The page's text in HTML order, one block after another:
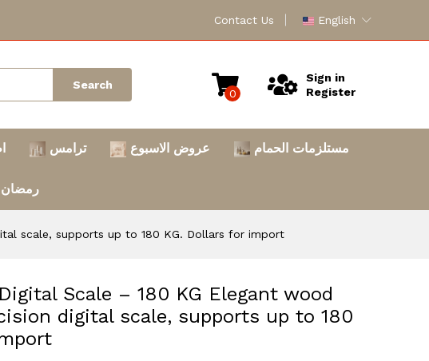
Contact Us English
Search
0
Sign in
Register
ترامس عروض الاسبوع مستلزمات الحمام
رمضان
scale, supports up to 180 KG. Dollars for import
Scale – 180 KG Elegant wood
digital scale, supports up to 180